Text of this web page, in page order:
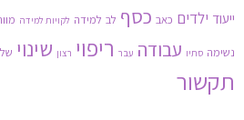
ייעוד ילדים כאב כסף לב למידה לקויות למידה
נשימה סתיו עבודה עבר ריפוי רצון שינוי
תקשור